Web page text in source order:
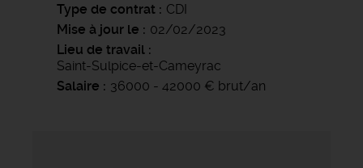
Type de contrat
CDI
Mise à jour le
02/02/2023
Lieu de travail
Saint-Sulpice-et-Cameyrac
Salaire
36000 - 42000 € brut/an